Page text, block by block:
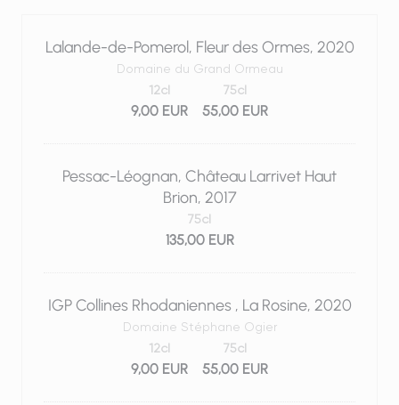
Lalande-de-Pomerol, Fleur des Ormes, 2020
Domaine du Grand Ormeau
9,00 EUR
12cl
55,00 EUR
75cl
Pessac-Léognan, Château Larrivet Haut
Brion, 2017
135,00 EUR
75cl
IGP Collines Rhodaniennes , La Rosine, 2020
Domaine Stéphane Ogier
9,00 EUR
12cl
55,00 EUR
75cl